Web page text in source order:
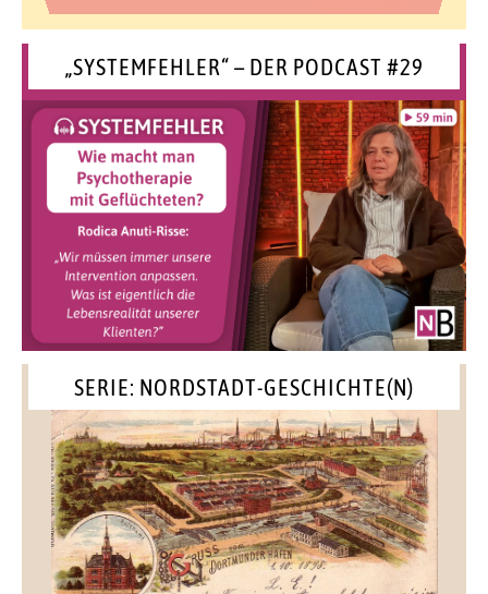
„SYSTEMFEHLER“ – DER PODCAST #29
SERIE: NORDSTADT-GESCHICHTE(N)